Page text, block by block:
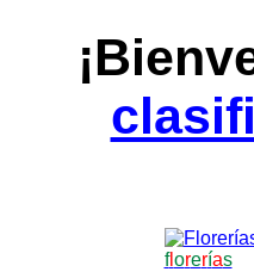
florerías